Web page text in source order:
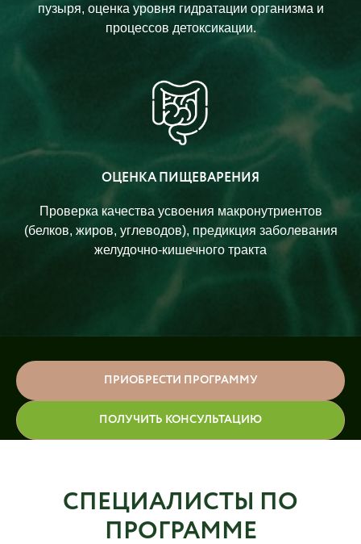
пузыря, оценка уровня гидратации организма и
процессов детоксикации.
ОЦЕНКА ПИЩЕВАРЕНИЯ
Проверка качества усвоения макронутриентов
(белков, жиров, углеводов), предикция заболевания
желудочно-кишечного тракта
ПРИОБРЕСТИ ПРОГРАММУ
ПОЛУЧИТЬ КОНСУЛЬТАЦИЮ
СПЕЦИАЛИСТЫ ПО
ПРОГРАММЕ